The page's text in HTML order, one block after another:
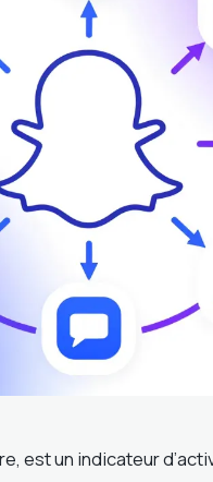
est un indicateur